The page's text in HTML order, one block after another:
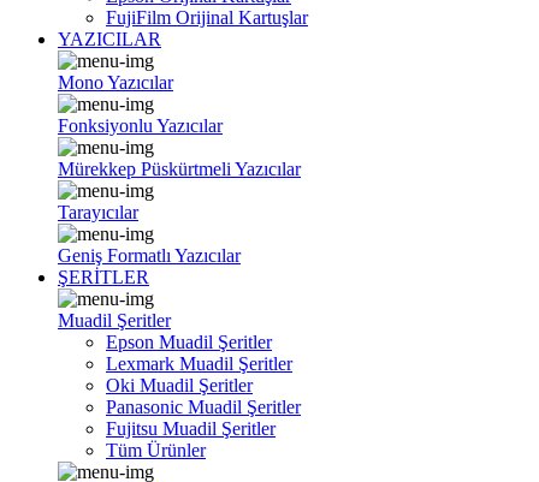
FujiFilm Orijinal Kartuşlar
YAZICILAR
Mono Yazıcılar
Fonksiyonlu Yazıcılar
Mürekkep Püskürtmeli Yazıcılar
Tarayıcılar
Geniş Formatlı Yazıcılar
ŞERİTLER
Muadil Şeritler
Epson Muadil Şeritler
Lexmark Muadil Şeritler
Oki Muadil Şeritler
Panasonic Muadil Şeritler
Fujitsu Muadil Şeritler
Tüm Ürünler